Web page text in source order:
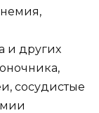
и других
сосудистые